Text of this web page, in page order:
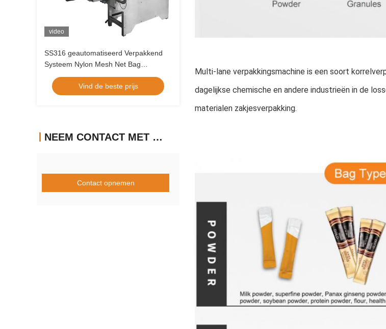
video
SS316 geautomatiseerd Verpakkend
Systeem Nylon Mesh Net Bag
Packaging Equipment
Vind de beste prijs
NEEM CONTACT MET ONS OP
Contact opnemen
Multi-lane verpakkingsmachine is een soort
dagelijkse chemische en andere industrieën in de
materialen zakjesverpakking.